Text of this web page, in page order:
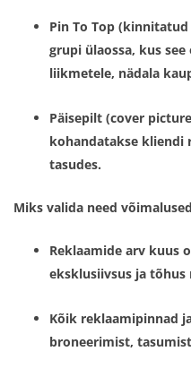
Pin To Top
grupi ülaossa, kus
liikmetele, nädala
Päisepilt (cover
kohandatakse kliendi
tasudes.
Miks valida need
Reklaamide arv kuus
eksklusiivsus ja tõhus
Kõik reklaamipinnad
broneerimist,